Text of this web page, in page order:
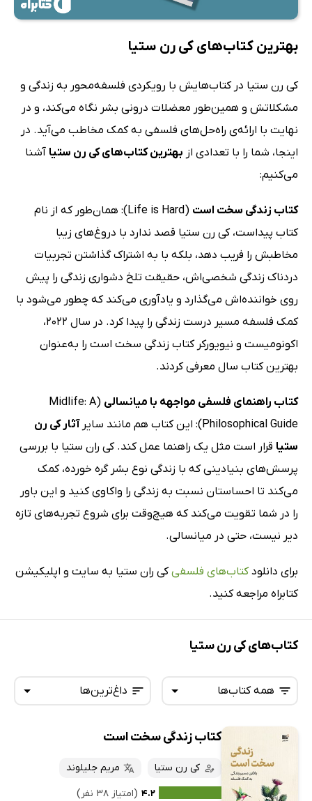
بهترین کتاب‌های کی رن ستیا
کی رن ستیا در کتاب‌هایش با رویکردی فلسفه‌محور به زندگی و
مشکلاتش و همین‌طور معضلات درونی بشر نگاه می‌کند، و در
نهایت با ارائه‌ی راه‌حل‌های فلسفی به کمک مخاطب می‌آید. در
اینجا، شما را با تعدادی از بهترین کتاب‌های کی رن ستیا آشنا
می‌کنیم:
کتاب زندگی سخت است
(Life is Hard): همان‌طور که از نام
کتاب پیداست، کی رن ستیا قصد ندارد با دروغ‌های زیبا
مخاطبش را فریب دهد، بلکه با به اشتراک گذاشتن تجربیات
دردناک زندگی شخصی‌اش، حقیقت تلخ دشواری زندگی را پیش
روی خواننده‌اش می‌گذارد و یادآوری می‌کند که چطور می‌شود با
کمک فلسفه مسیر درست زندگی را پیدا کرد. در سال 2022،
اکونومیست و نیویورکر کتاب زندگی سخت است را به‌عنوان
بهترین کتاب سال معرفی کردند.
کتاب راهنمای فلسفی مواجهه با میانسالی (Midlife: A
Philosophical Guide): این کتاب هم مانند سایر
آثار کی رن
ستیا قرار است مثل یک راهنما عمل کند. کی ران ستیا با بررسی
پرسش‌های بنیادینی که با زندگی نوع بشر گره خورده، کمک
می‌کند تا احساستان نسبت به زندگی را واکاوی کنید و این باور
را در شما تقویت می‌کند که هیچ‌وقت برای شروع تجربه‌های تازه
دیر نیست، حتی در میانسالی.
برای دانلودکتاب‌های فلسفیکی ران ستیا به سایت و اپلیکیشن
کتابراه مراجعه کنید.
کتاب‌های کی رن ستیا
داغ‌ترین‌ها
تازه‌ها
داغ‌ترین‌ها
پرفروش‌ها
همه کتاب‌ها
همه کتاب‌ها
کتاب‌های صوتی
کتاب‌های متنی
کتاب زندگی سخت است
کی رن ستیا
مریم جلیلوند
۴.۲ (امتیاز ۳۸ نفر)